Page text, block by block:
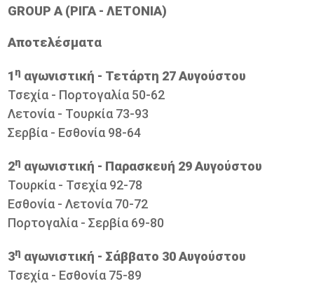
GROUP A (ΡΙΓΑ - ΛΕΤΟΝΙΑ)
Aποτελέσματα
1 η αγωνιστική - Τετάρτη 27 Αυγούστου
Τσεχία - Πορτογαλία 50-62
Λετονία - Τουρκία 73-93
Σερβία - Εσθονία 98-64
2η αγωνιστική - Παρασκευή 29 Αυγούστου
Τουρκία - Τσεχία 92-78
Εσθονία - Λετονία 70-72
Πορτογαλία - Σερβία 69-80
3η αγωνιστική - Σάββατο 30 Αυγούστου
Τσεχία - Εσθονία 75-89